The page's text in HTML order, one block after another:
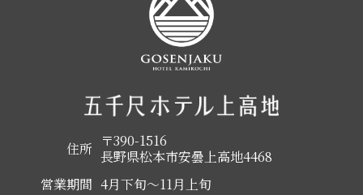
住所
〒390-1516
長野県松本市安曇上高地4468
営業期間 4月下旬～11月上旬